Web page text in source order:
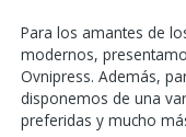
Para los amantes de
modernos,
Ovnipress. Además,
disponemos de una
preferidas y mucho